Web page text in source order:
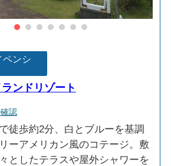
ペンシ
ンドリゾート
認
徒歩約2分、白とブルーを基調
ーアメリカン風のコテージ。敷
としたテラスや屋外シャワーを